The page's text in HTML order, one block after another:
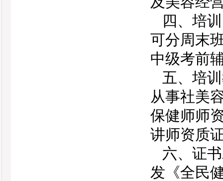
四、培
可分周末
中级考前
五、培
从事社美
保健师师
讲师资质
六、证
发《全民